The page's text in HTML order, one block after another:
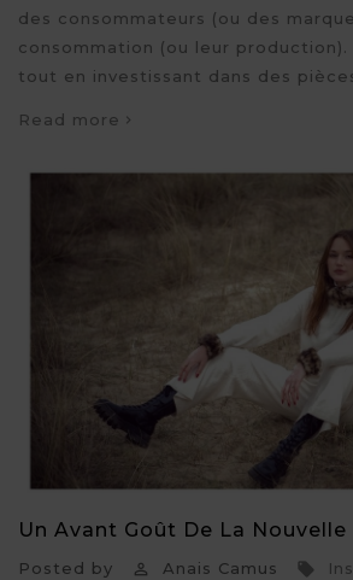
des consommateurs (ou des
consommation (ou leur production).
tout en investissant dans des
Read more
Un Avant Goût De La
Posted by  Anais Camus 